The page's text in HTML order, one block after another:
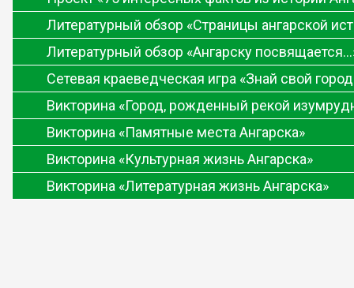
Литературный обзор «Страницы ангарской
Литературный обзор «Ангарску
Сетевая краеведческая игра «Знай свой
Викторина «Город, рожденный рекой
Викторина «Памятные места Ангарска»
Викторина «Культурная жизнь Ангарска»
Викторина «Литературная жизнь Ангарска»